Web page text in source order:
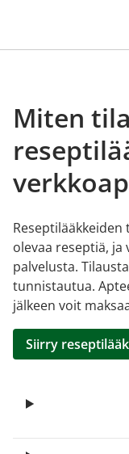
Miten
olevaa reseptiä,
palvelusta.
tunnistautua.
jälkeen voit
Siirry